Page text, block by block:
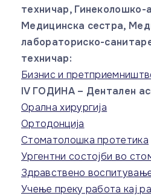
техничар, Гинеколошко-
Медицинска сестра,
лабораториско-
техничар:
Бизнис и
IV ГОДИНА – Дентален
Орална хирургија
Ортодонција
Стоматолошка протетика
Ургентни состојби во
Здравствено
Учење преку работа кај